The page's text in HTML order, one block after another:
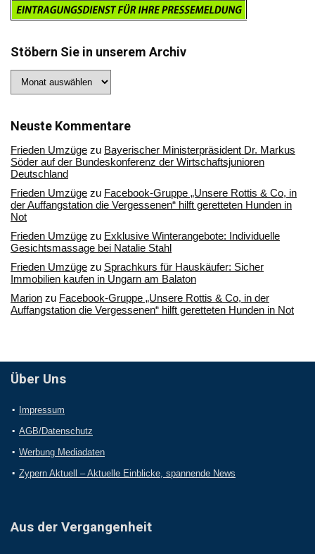
Stöbern Sie in unserem Archiv
Sie
Archiv
Neuste Kommentare
Frieden Umzüge zu Bayerischer Ministerpräsident Dr. Markus
Söder auf der Bundeskonferenz der Wirtschaftsjunioren
Deutschland
Frieden Umzüge zu Facebook-Gruppe „Unsere Rottis & Co, in
der Auffangstation die Vergessenen“ hilft geretteten Hunden in
Not
Frieden Umzüge zu Exklusive Winterangebote: Individuelle
Gesichtsmassage bei Natalie Stahl
Frieden Umzüge zu Sprachkurs für Hauskäufer: Sicher
Immobilien kaufen in Ungarn am Balaton
Marion zu Facebook-Gruppe „Unsere Rottis & Co, in der
Auffangstation die Vergessenen“ hilft geretteten Hunden in Not
Über Uns
Impressum
AGB/Datenschutz
Werbung Mediadaten
Zypern Aktuell – Aktuelle Einblicke, spannende News
Aus der Vergangenheit